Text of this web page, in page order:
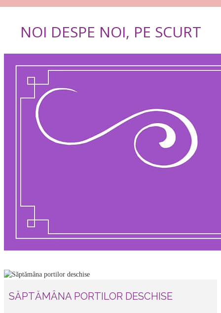
NOI DESPE NOI, PE SCURT
SĂPTĂMÂNA PORTILOR DESCHISE